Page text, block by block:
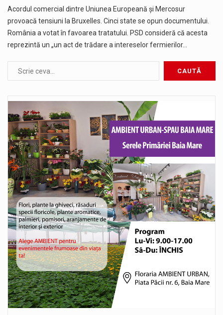
Acordul comercial dintre Uniunea Europeană și Mercosur
provoacă tensiuni la Bruxelles. Cinci state se opun documentului.
România a votat în favoarea tratatului. PSD consideră că acesta
reprezintă un „un act de trădare a intereselor fermierilor…